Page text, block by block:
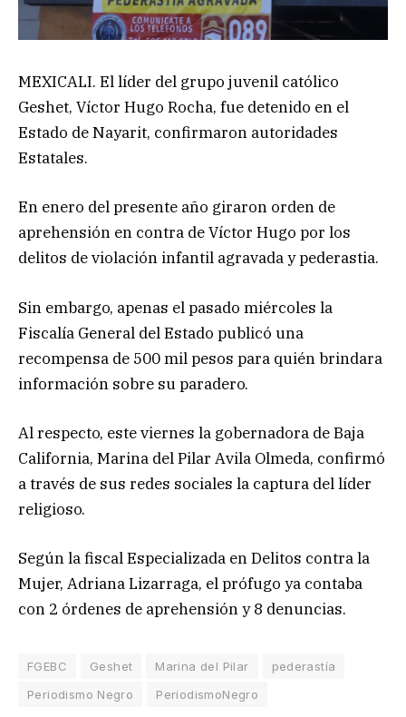
MEXICALI. El líder del grupo juvenil católico
Geshet, Víctor Hugo Rocha, fue detenido en el
Estado de Nayarit, confirmaron autoridades
Estatales.
En enero del presente año giraron orden de
aprehensión en contra de Víctor Hugo por los
delitos de violación infantil agravada y pederastia.
Sin embargo, apenas el pasado miércoles la
Fiscalía General del Estado publicó una
recompensa de 500 mil pesos para quién brindara
información sobre su paradero.
Al respecto, este viernes la gobernadora de Baja
California, Marina del Pilar Avila Olmeda, confirmó
a través de sus redes sociales la captura del líder
religioso.
Según la fiscal Especializada en Delitos contra la
Mujer, Adriana Lizarraga, el prófugo ya contaba
con 2 órdenes de aprehensión y 8 denuncias.
FGEBC Geshet Marina del Pilar
pederastía
Periodismo Negro
PeriodismoNegro